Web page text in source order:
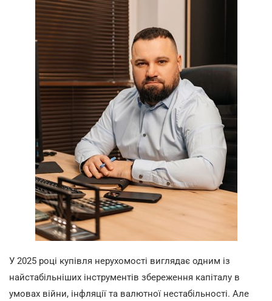
У 2025 році купівля нерухомості виглядає одним із
найстабільніших інструментів збереження капіталу в
умовах війни, інфляції та валютної нестабільності. Але